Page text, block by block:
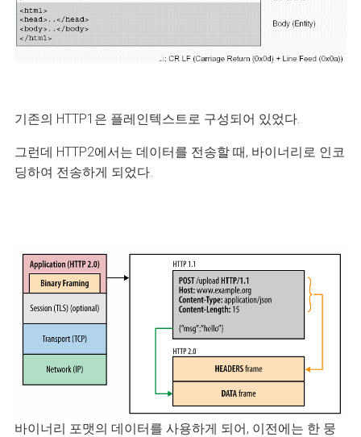
기존의 HTTP1은 플레인텍스트로 구성되어 있었다.
그런데 HTTP2에서는 데이터를 전송할 때, 바이너리로 인코
딩하여 전송하게 되었다.
바이너리 포맷의 데이터를 사용하게 되어, 이전에는 한 뭉